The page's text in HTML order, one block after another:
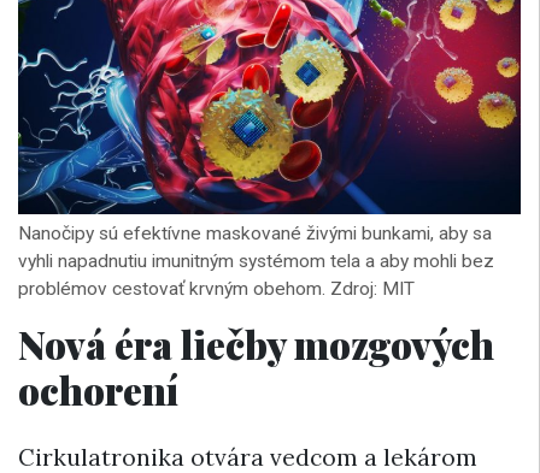
Nanočipy sú efektívne maskované živými bunkami, aby sa
vyhli napadnutiu imunitným systémom tela a aby mohli bez
problémov cestovať krvným obehom. Zdroj: MIT
Nová éra liečby mozgových
ochorení
Cirkulatronika otvára vedcom a lekárom